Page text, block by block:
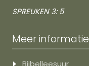
SPREUKEN 3: 5
Meer informatie
Bijbelleesuur